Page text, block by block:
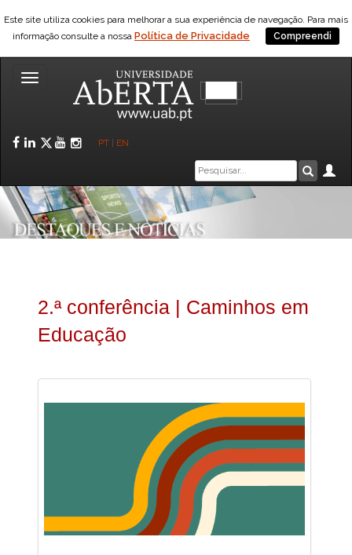
Este site utiliza cookies para melhorar a sua experiência de navegação. Para mais
informação consulte a nossa Política de Privacidade Compreendi
Toggle
Facebook
LinkedIn
Twitter
YouTube
Instagram
PT EN
Caixa
de
pesquisa
2.ª conferência | Caminhos em
Educação